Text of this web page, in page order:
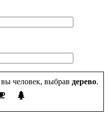
человек, выбрав дерево.